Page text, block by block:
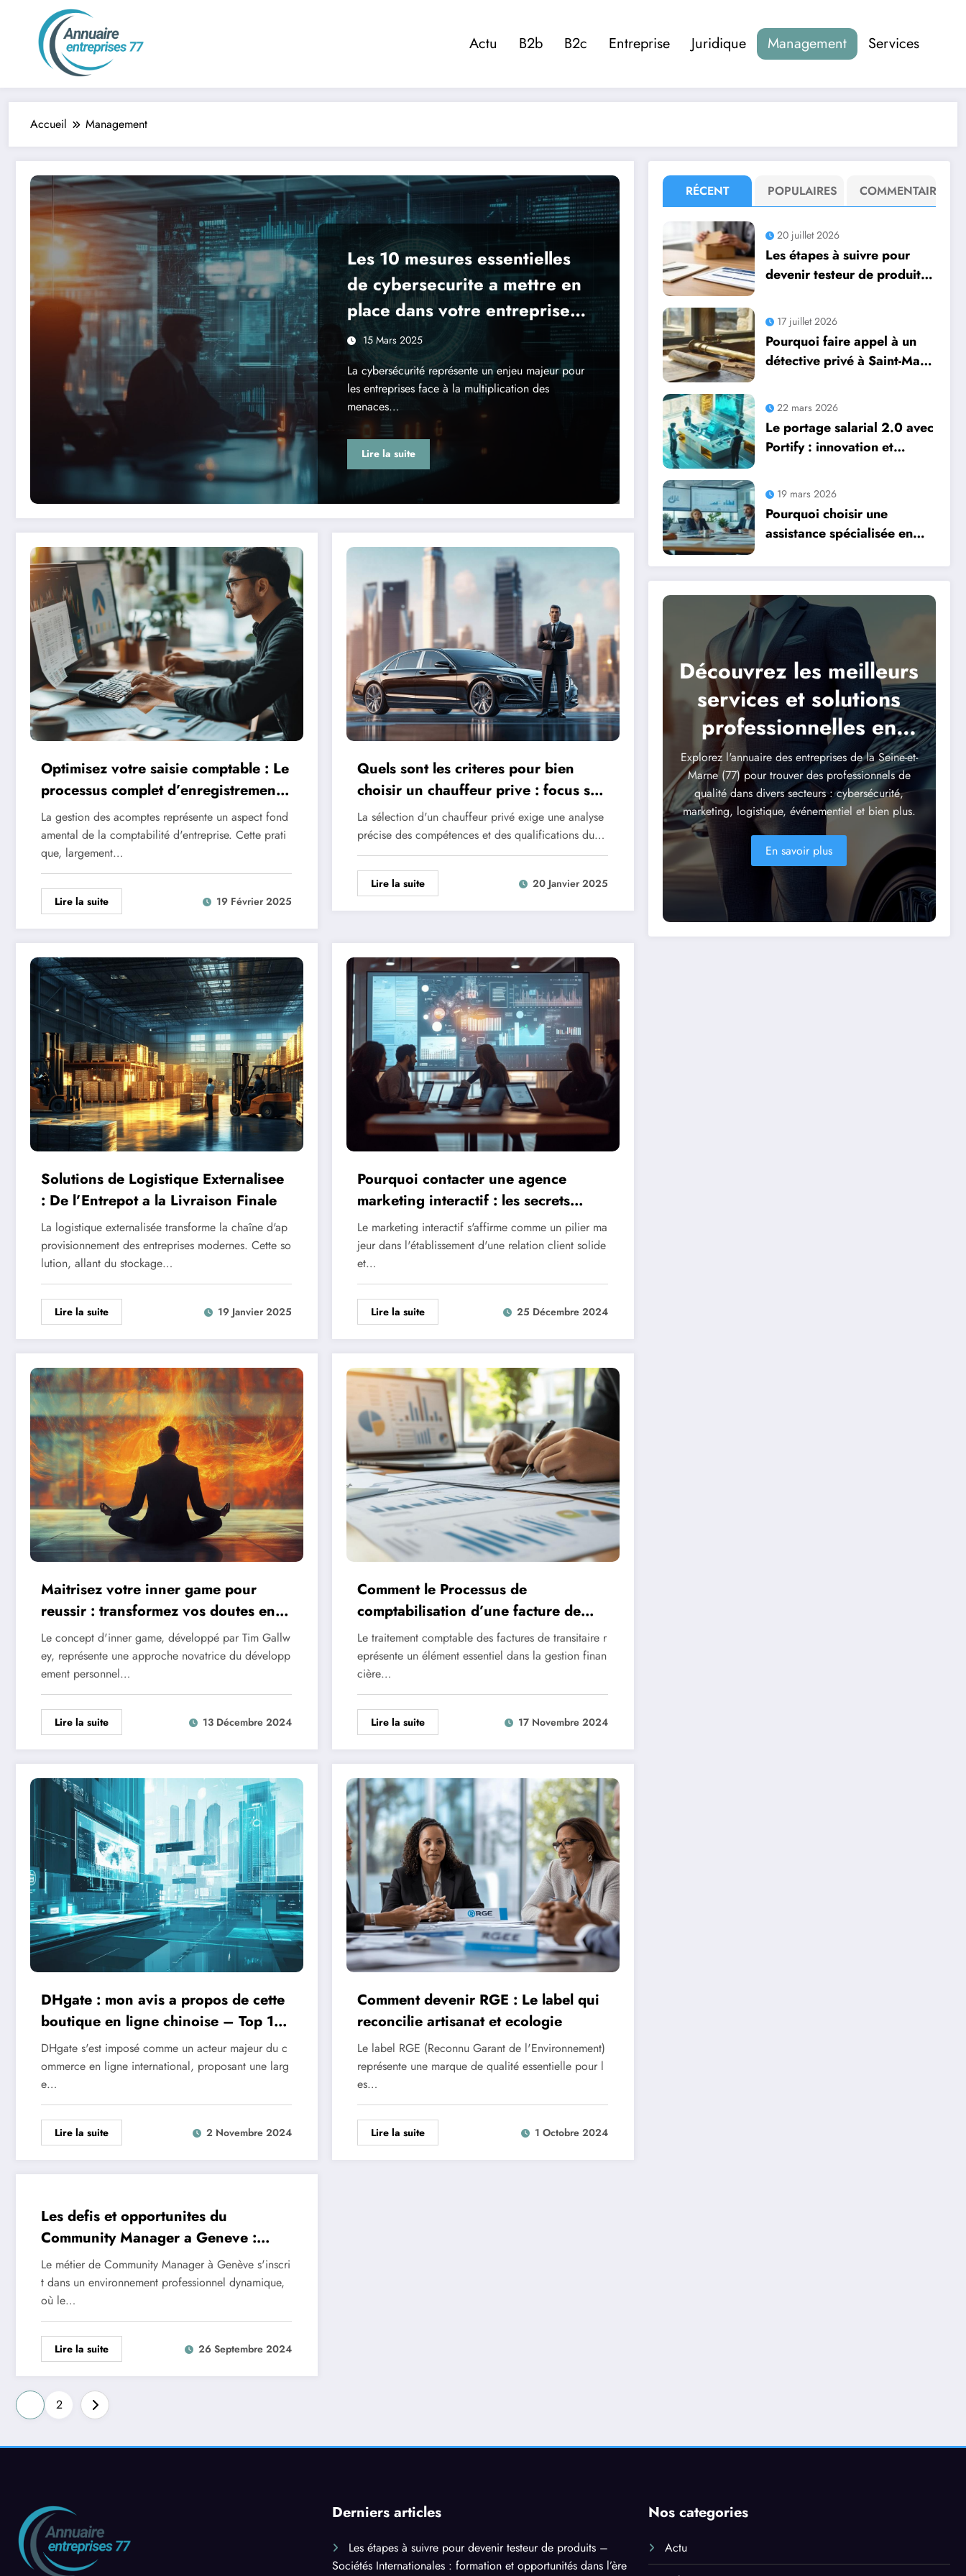
Actu B2b B2c Entreprise Juridique Management Services
Accueil Management
Les 10 mesures essentielles
de cybersecurite a mettre en
place dans votre entreprise
pour une protection optimale
15 Mars 2025
La cybersécurité représente un enjeu majeur pour
les entreprises face à la multiplication des
menaces…
Lire la suite
Optimisez votre saisie comptable : Le
processus complet d’enregistrement
comptable des acomptes
La gestion des acomptes représente un aspect fond
amental de la comptabilité d'entreprise. Cette prati
que, largement…
Lire la suite 19 Février 2025
Quels sont les criteres pour bien
choisir un chauffeur prive : focus sur
les annees d’experience
La sélection d'un chauffeur privé exige une analyse
précise des compétences et des qualifications du…
Lire la suite 20 Janvier 2025
Solutions de Logistique Externalisee
: De l’Entrepot a la Livraison Finale
La logistique externalisée transforme la chaîne d'ap
provisionnement des entreprises modernes. Cette so
lution, allant du stockage…
Lire la suite 19 Janvier 2025
Pourquoi contacter une agence
marketing interactif : les secrets
d’une relation client reussie
Le marketing interactif s'affirme comme un pilier ma
jeur dans l'établissement d'une relation client solide
et…
Lire la suite 25 Décembre 2024
Maitrisez votre inner game pour
reussir : transformez vos doutes en
force mentale
Le concept d'inner game, développé par Tim Gallw
ey, représente une approche novatrice du développ
ement personnel…
Lire la suite 13 Décembre 2024
Comment le Processus de
comptabilisation d’une facture de
transitaire impacte votre bilan fiscal
?
Le traitement comptable des factures de transitaire r
eprésente un élément essentiel dans la gestion finan
cière…
Lire la suite 17 Novembre 2024
DHgate : mon avis a propos de cette
boutique en ligne chinoise – Top 10
des categories les plus populaires
DHgate s'est imposé comme un acteur majeur du c
ommerce en ligne international, proposant une larg
e…
Lire la suite 2 Novembre 2024
Comment devenir RGE : Le label qui
reconcilie artisanat et ecologie
Le label RGE (Reconnu Garant de l'Environnement)
représente une marque de qualité essentielle pour l
es…
Lire la suite 1 Octobre 2024
Les defis et opportunites du
Community Manager a Geneve :
Focus sur le marche suisse
Le métier de Community Manager à Genève s'inscri
t dans un environnement professionnel dynamique,
où le…
Lire la suite 26 Septembre 2024
Pagination
des
2
RÉCENT POPULAIRES COMMENTAIRE
20 juillet 2026
Les étapes à suivre pour
devenir testeur de produits
formation et opportunités
dans l’ère digitale
17 juillet 2026
Pourquoi faire appel à un
détective privé à Saint-Malo
personnelles et
professionnelles
22 mars 2026
Le portage salarial 2.0 avec
Portify : innovation et
secteur
19 mars 2026
Pourquoi choisir une
assistance spécialisée en
conventions collectives PME
?
Découvrez les meilleurs
services et solutions
professionnelles en
Seine-et-Marne
Explorez l'annuaire des entreprises de la Seine-et-
Marne (77) pour trouver des professionnels de
qualité dans divers secteurs : cybersécurité,
marketing, logistique, événementiel et bien plus.
En savoir plus
Derniers articles
Les étapes à suivre pour devenir testeur de produits –
Sociétés Internationales : formation et opportunités dans l’ère
Nos categories
Actu